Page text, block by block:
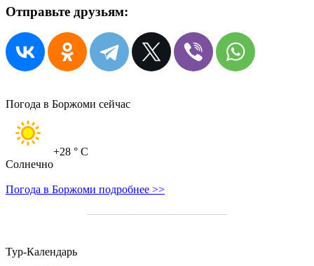
Отправьте друзьям:
Погода в Боржоми сейчас
+28 ° C
Солнечно
Погода в Боржоми подробнее >>
Тур-Календарь